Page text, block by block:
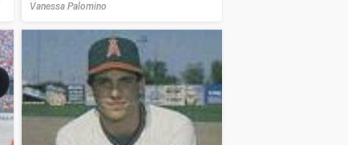
Vanessa Palomino